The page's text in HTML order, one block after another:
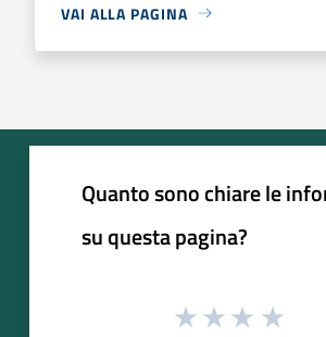
VAI ALLA PAGINA
Quanto sono chiare le
su questa pagina?